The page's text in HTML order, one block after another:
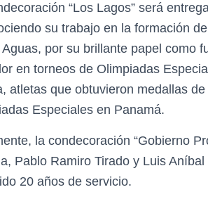
“Los Lagos” será
su trabajo en la formación
por su brillante papel como
en torneos de Olimpiadas
atletas que obtuvieron medallas
Especiales en Panamá.
la condecoración “Gobierno
Pablo Ramiro Tirado y Luis
20 años de servicio.